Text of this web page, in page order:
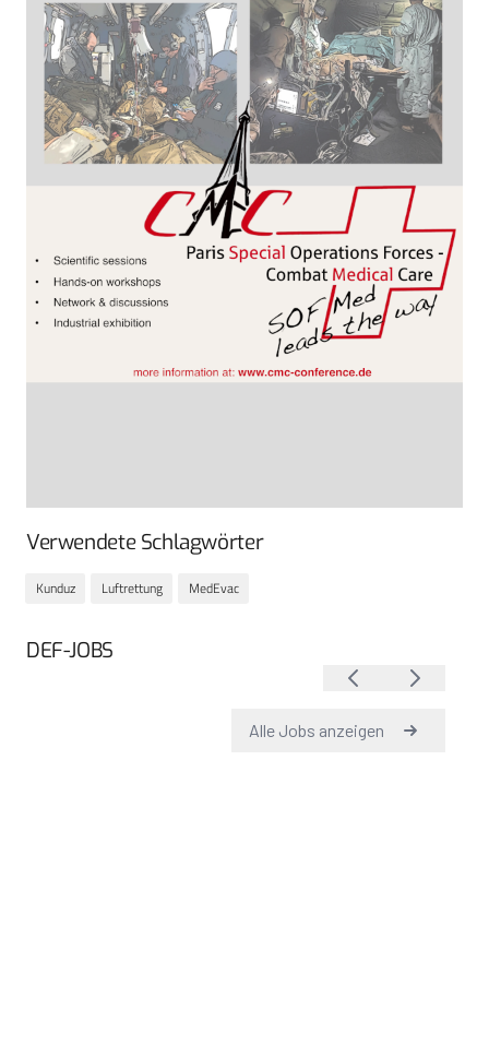
Verwendete Schlagwörter
Kunduz Luftrettung MedEvac
DEF-JOBS